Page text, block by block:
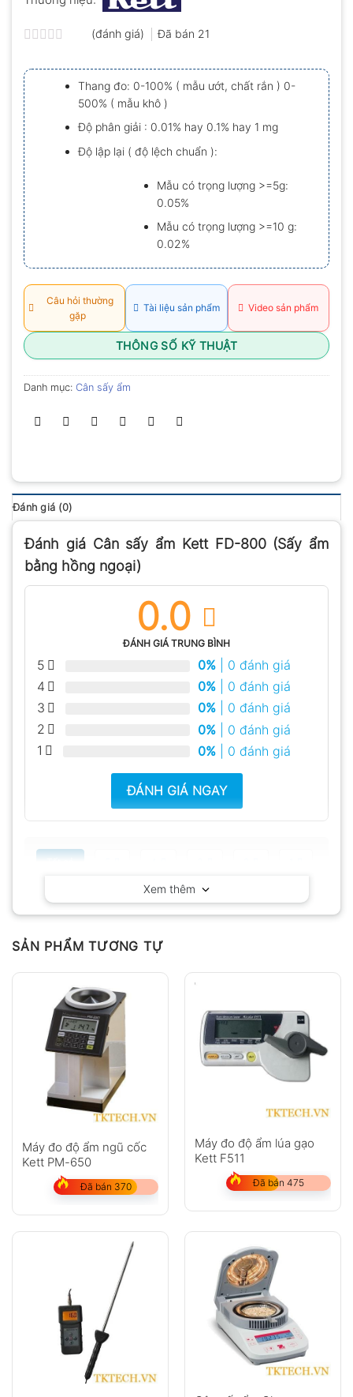
xếp
hạng
0.0
5
sao
(đánh giá) Đã bán 21
Thang đo: 0-100% ( mẫu ướt, chất rắn ) 0-
500% ( mẫu khô )
Độ phân giải : 0.01% hay 0.1% hay 1 mg
Độ lập lại ( độ lệch chuẩn ):
Mẫu có trọng lượng >=5g:
0.05%
Mẫu có trọng lượng >=10 g:
0.02%
Câu hỏi thường
gặp
Tài liệu sản phẩm Video sản phẩm
THÔNG SỐ KỸ THUẬT
Danh mục: Cân sấy ẩm
Đánh giá (0)
Đánh giá Cân sấy ẩm Kett FD-800 (Sấy ẩm
bằng hồng ngoại)
0.0
ĐÁNH GIÁ TRUNG BÌNH
5 0% | 0 đánh giá
4
0% | 0 đánh giá
3
0% | 0 đánh giá
2
0% | 0 đánh giá
1
0% | 0 đánh giá
ĐÁNH GIÁ NGAY
Có ảnh
Chưa có đánh giá nào.
Hỏi đáp
Không có bình luận nào
Xem thêm
SẢN PHẨM TƯƠNG TỰ
Máy đo độ ẩm ngũ cốc
Kett PM-650
Đã bán 370
Máy đo độ ẩm lúa gạo
Kett F511
Đã bán 475